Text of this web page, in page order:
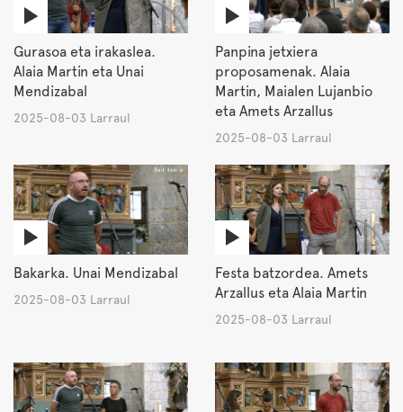
Gurasoa eta irakaslea.
Alaia Martin eta Unai
Mendizabal
2025-08-03 Larraul
Panpina jetxiera
proposamenak. Alaia
Martin, Maialen Lujanbio
eta Amets Arzallus
2025-08-03 Larraul
Bakarka. Unai Mendizabal
2025-08-03 Larraul
Festa batzordea. Amets
Arzallus eta Alaia Martin
2025-08-03 Larraul